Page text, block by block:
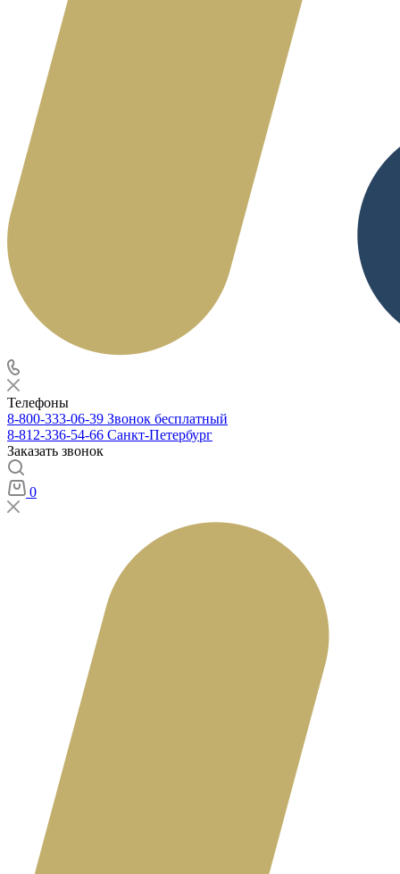
Телефоны
8-800-333-06-39 Звонок бесплатный
8-812-336-54-66 Санкт-Петербург
Заказать звонок
0